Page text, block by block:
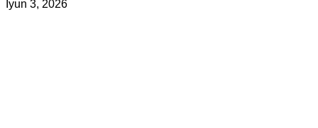
İyun 3, 2026